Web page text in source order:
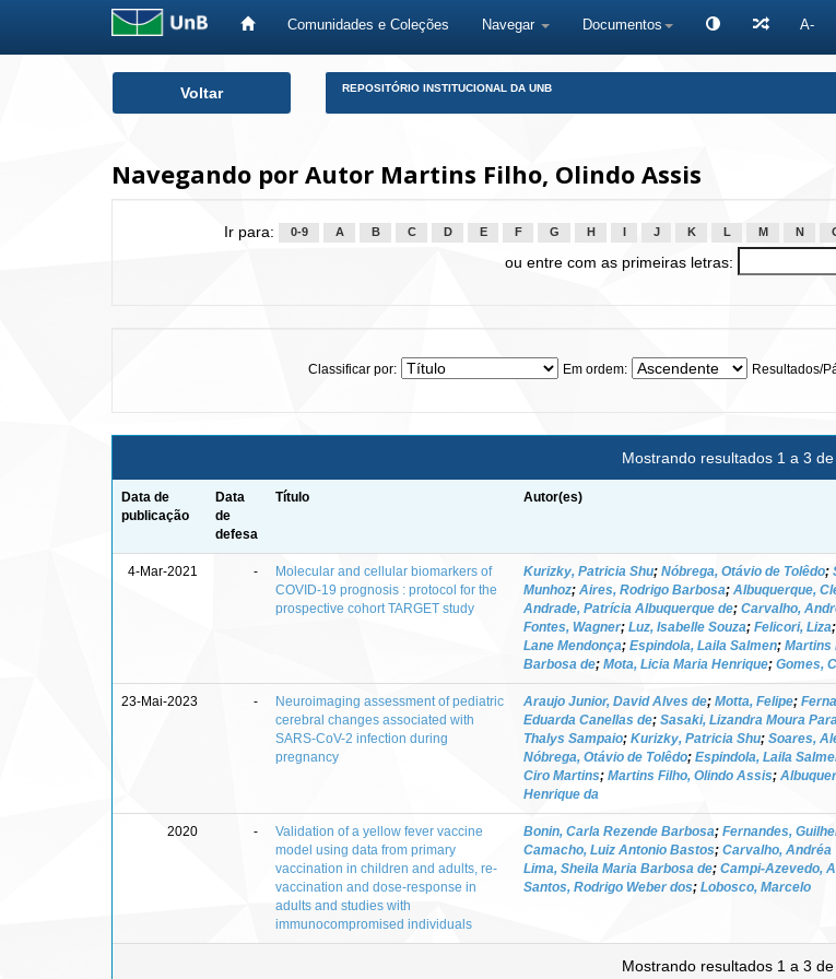
Comunidades e Coleções Navegar Documentos A-
Voltar REPOSITÓRIO INSTITUCIONAL DA UNB
Navegando por Autor Martins Filho, Olindo Assis
Ir para: 0-9 A B C D E F G H J K L M N
ou entre com as primeiras letras:
Classificar por: Em ordem: Resultados/
Mostrando resultados 1 a 3 de
Data de
publicação
Data
de
defesa
Título Autor(es)
4-Mar-2021 -
Molecular and cellular biomarkers of
COVID-19 prognosis : protocol for the
prospective cohort TARGET study
Kurizky, Patricia Shu; Nóbrega, Otávio de Tolêdo;
Munhoz; Aires, Rodrigo Barbosa; Albuquerque,
Andrade, Patrícia Albuquerque de; Carvalho,
Fontes, Wagner; Luz, Isabelle Souza; Felicori, Liza;
Lane Mendonça; Espindola, Laila Salmen; Martins
Barbosa de; Mota, Licia Maria Henrique; Gomes,
23-Mai-2023 -
Neuroimaging assessment of pediatric
cerebral changes associated with
SARS-CoV-2 infection during
pregnancy
Araujo Junior, David Alves de; Motta, Felipe;
Eduarda Canellas de; Sasaki, Lizandra Moura
Thalys Sampaio; Kurizky, Patricia Shu; Soares,
Nóbrega, Otávio de Tolêdo; Espindola, Laila
Ciro Martins; Martins Filho, Olindo Assis;
Henrique da
2020 -
Validation of a yellow fever vaccine
model using data from primary
vaccination in children and adults, re-
vaccination and dose-response in
adults and studies with
immunocompromised individuals
Bonin, Carla Rezende Barbosa; Fernandes,
Camacho, Luiz Antonio Bastos; Carvalho, Andréa
Lima, Sheila Maria Barbosa de; Campi-Azevedo,
Santos, Rodrigo Weber dos; Lobosco, Marcelo
Mostrando resultados 1 a 3 de